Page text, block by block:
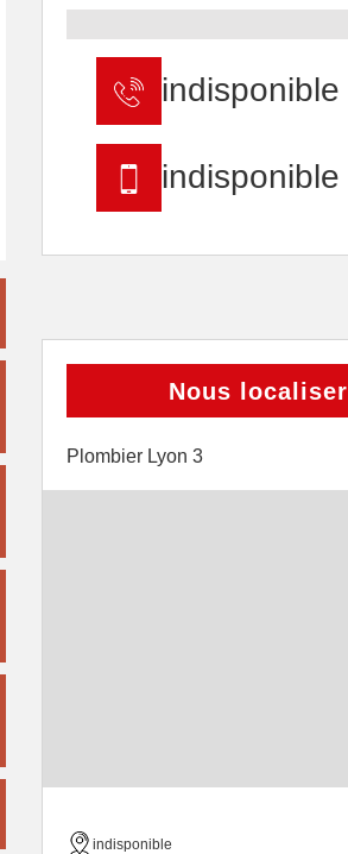
indisponible
indisponible
Nous localiser
Plombier Lyon 3
indisponible